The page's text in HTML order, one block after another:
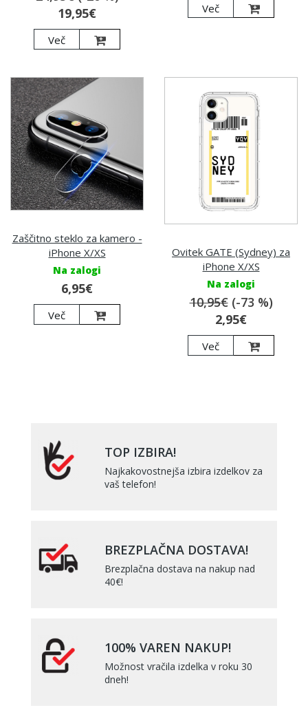
19,95€
Več
Več
Zaščitno steklo za kamero -
iPhone X/XS
Na zalogi
6,95€
Več
Ovitek GATE (Sydney) za
iPhone X/XS
Na zalogi
10,95€(-73 %)
2,95€
Več
TOP IZBIRA!
Najkakovostnejša izbira izdelkov za
vaš telefon!
BREZPLAČNA DOSTAVA!
Brezplačna dostava na nakup nad
40€!
100% VAREN NAKUP!
Možnost vračila izdelka v roku 30
dneh!